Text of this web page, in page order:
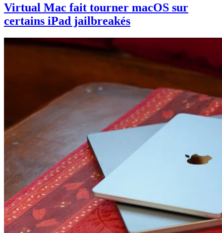
Virtual Mac fait tourner macOS sur
certains iPad jailbreakés